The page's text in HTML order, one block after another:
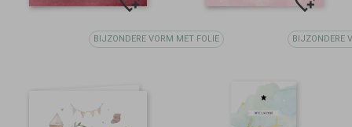
BIJZONDERE VORM MET FOLIE BIJZONDERE